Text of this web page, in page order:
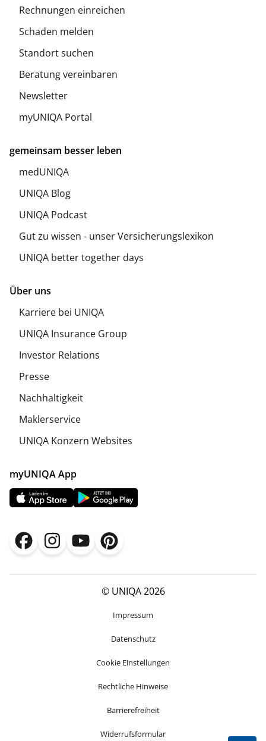
Rechnungen einreichen
Schaden melden
Standort suchen
Beratung vereinbaren
Newsletter
myUNIQA Portal
gemeinsam besser leben
medUNIQA
UNIQA Blog
UNIQA Podcast
Gut zu wissen - unser Versicherungslexikon
UNIQA better together days
Über uns
Karriere bei UNIQA
UNIQA Insurance Group
Investor Relations
Presse
Nachhaltigkeit
Maklerservice
UNIQA Konzern Websites
myUNIQA App
© UNIQA 2026
Impressum
Datenschutz
Cookie Einstellungen
Rechtliche Hinweise
Barrierefreiheit
Widerrufsformular